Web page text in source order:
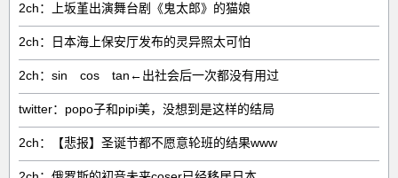
2ch：上坂堇出演舞台剧《鬼太郎》的猫娘
2ch：日本海上保安厅发布的灵异照太可怕
2ch：sin cos tan←出社会后一次都没有用过
twitter：popo子和pipi美，没想到是这样的结局
2ch：【悲报】圣诞节都不愿意轮班的结果www